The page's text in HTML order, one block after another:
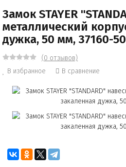
Замок STAYER
металлический
дужка, 50 мм, 37160-50
(0 отзывов)
В избранное
В сравнение